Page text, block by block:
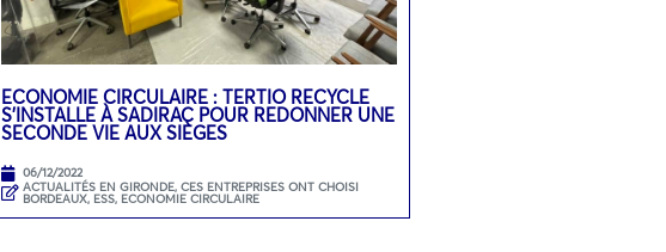
ECONOMIE CIRCULAIRE : TERTIO RECYCLE
S’INSTALLE À SADIRAC POUR REDONNER UNE
SECONDE VIE AUX SIÈGES
06/12/2022
ACTUALITÉS EN GIRONDE, CES ENTREPRISES ONT CHOISI
BORDEAUX, ESS, ECONOMIE CIRCULAIRE